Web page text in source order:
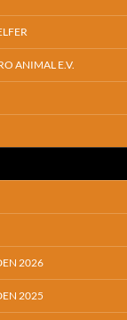
ANIMAL E.V.
2026
2025